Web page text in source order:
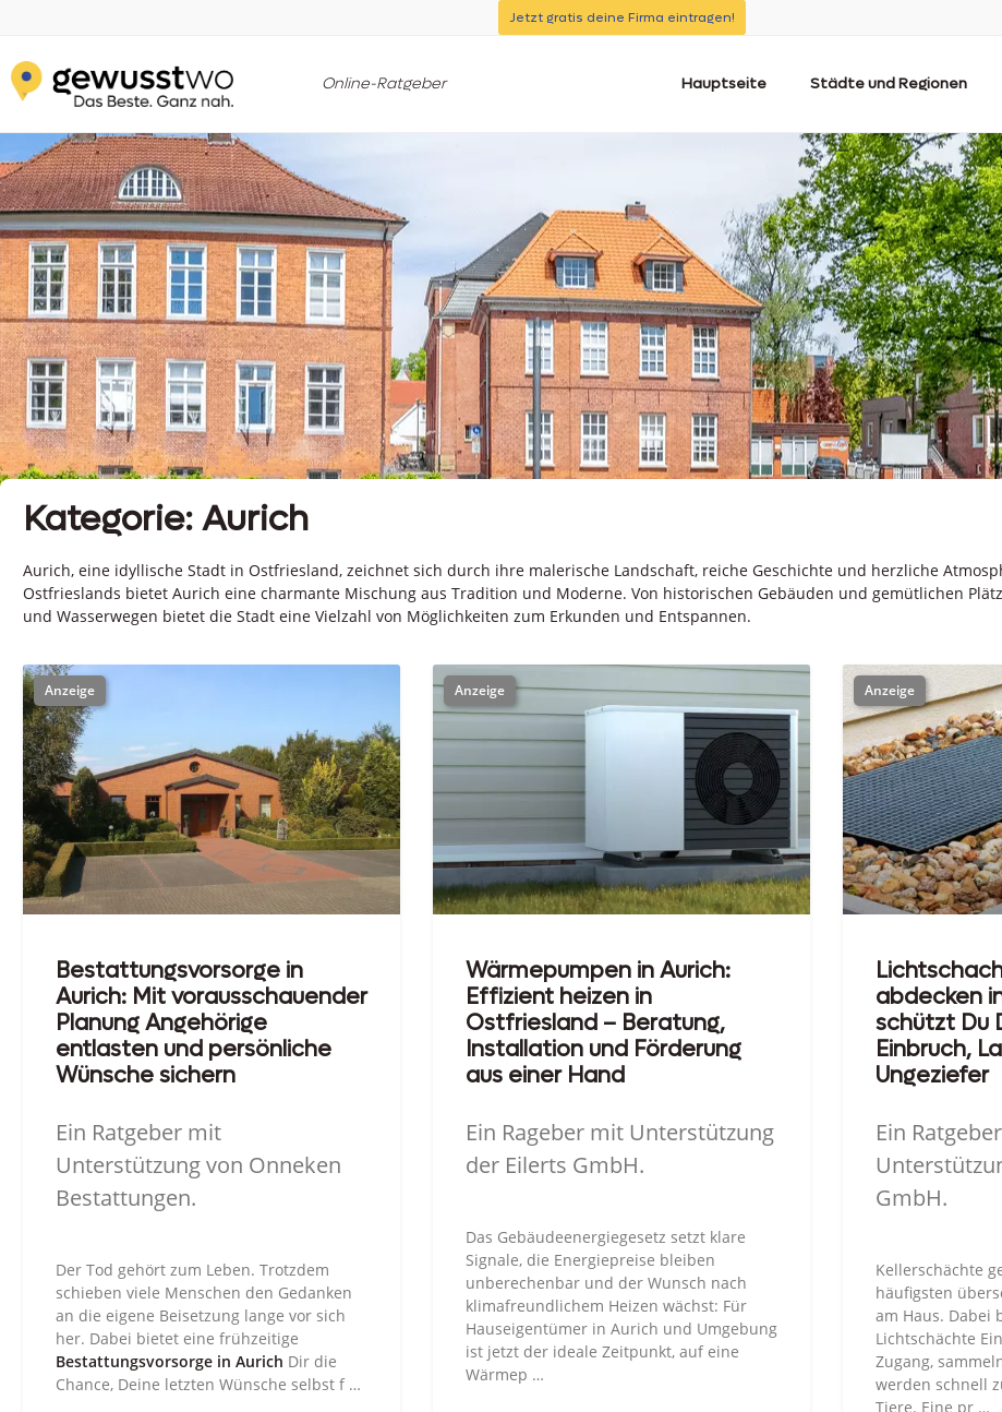
Jetzt gratis deine Firma eintragen!
Online-Ratgeber Hauptseite Städte und Regionen
Kategorie: Aurich
Aurich, eine idyllische Stadt in Ostfriesland, zeichnet sich durch ihre malerische Landschaft, reiche Geschichte und herzliche
Ostfrieslands bietet Aurich eine charmante Mischung aus Tradition und Moderne. Von historischen Gebäuden und gemütlichen
und Wasserwegen bietet die Stadt eine Vielzahl von Möglichkeiten zum Erkunden und Entspannen.
Bestattungsvorsorge in
Aurich: Mit vorausschauender
Planung Angehörige
entlasten und persönliche
Wünsche sichern
Ein Ratgeber mit
Unterstützung von Onneken
Bestattungen.
Der Tod gehört zum Leben. Trotzdem
schieben viele Menschen den Gedanken
an die eigene Beisetzung lange vor sich
her. Dabei bietet eine frühzeitige
Bestattungsvorsorge in Aurich Dir die
Chance, Deine letzten Wünsche selbst f …
Wärmepumpen in Aurich:
Effizient heizen in
Ostfriesland – Beratung,
Installation und Förderung
aus einer Hand
Ein Rageber mit Unterstützung
der Eilerts GmbH.
Das Gebäudeenergiegesetz setzt klare
Signale, die Energiepreise bleiben
unberechenbar und der Wunsch nach
klimafreundlichem Heizen wächst: Für
Hauseigentümer in Aurich und Umgebung
ist jetzt der ideale Zeitpunkt, auf eine
Wärmep …
abdecken
schützt Du
Einbruch,
Ungeziefer
Ein
GmbH.
Kellerschächte
häufigsten
am Haus. Dabei
Lichtschächte
Zugang,
werden schnell
Tiere. Eine pr …